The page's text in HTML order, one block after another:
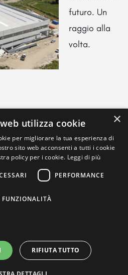
futuro. Un
raggio alla
volta.
×
utilizza cookie
per migliorare la tua esperienza di
sito web acconsenti a tutti i cookie
policy per i cookie. Leggi di più
PERFORMANCE
FUNZIONALITÀ
RIFIUTA TUTTO